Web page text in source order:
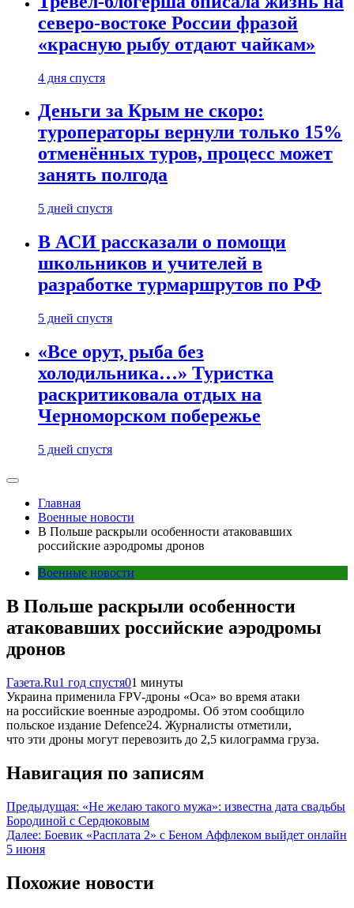
северо-востоке России фразой
«красную рыбу отдают чайкам»
4 дня спустя
Деньги за Крым не скоро:
туроператоры вернули только 15%
отменённых туров, процесс может
занять полгода
5 дней спустя
В АСИ рассказали о помощи
школьников и учителей в
разработке турмаршрутов по РФ
5 дней спустя
«Все орут, рыба без
холодильника…» Туристка
раскритиковала отдых на
Черноморском побережье
5 дней спустя
Главная
Военные новости
В Польше раскрыли особенности атаковавших
российские аэродромы дронов
Военные новости
В Польше раскрыли особенности
атаковавших российские аэродромы
дронов
Газета.Ru1 год спустя01 минуты
Украина применила FPV-дроны «Оса» во время атаки
на российские военные аэродромы. Об этом сообщило
польское издание Defence24. Журналисты отметили,
что эти дроны могут перевозить до 2,5 килограмма груза.
Навигация по записям
Предыдущая: «Не желаю такого мужа»: известна дата свадьбы
Бородиной с Сердюковым
Далее: Боевик «Расплата 2» с Беном Аффлеком выйдет онлайн
5 июня
Похожие новости